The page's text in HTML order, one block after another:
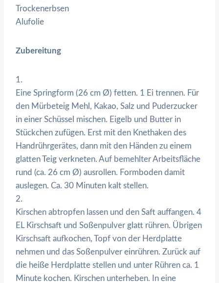
Trockenerbsen
Alufolie
Zubereitung
1.
Eine Springform (26 cm Ø) fetten. 1 Ei trennen. Für
den Mürbeteig Mehl, Kakao, Salz und Puderzucker
in einer Schüssel mischen. Eigelb und Butter in
Stückchen zufügen. Erst mit den Knethaken des
Handrührgerätes, dann mit den Händen zu einem
glatten Teig verkneten. Auf bemehlter Arbeitsfläche
rund (ca. 26 cm Ø) ausrollen. Formboden damit
auslegen. Ca. 30 Minuten kalt stellen.
2.
Kirschen abtropfen lassen und den Saft auffangen. 4
EL Kirschsaft und Soßenpulver glatt rühren. Übrigen
Kirschsaft aufkochen, Topf von der Herdplatte
nehmen und das Soßenpulver einrühren. Zurück auf
die heiße Herdplatte stellen und unter Rühren ca. 1
Minute kochen. Kirschen unterheben. In eine